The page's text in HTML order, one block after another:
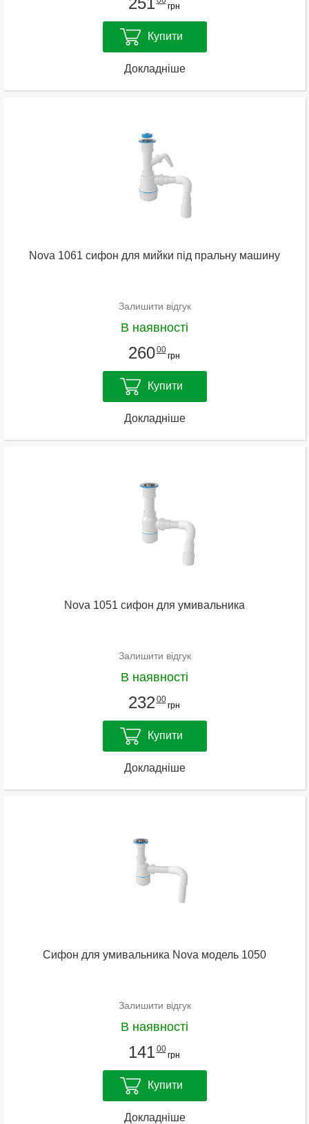
грн
Купити
Докладніше
Nova 1061 сифон для мийки під пральну машину
Залишити відгук
В наявності
26000
грн
Купити
Докладніше
Nova 1051 сифон для умивальника
Залишити відгук
В наявності
232 00
грн
Купити
Докладніше
Сифон для умивальника Nova модель 1050
Залишити відгук
В наявності
14100
грн
Купити
Докладніше